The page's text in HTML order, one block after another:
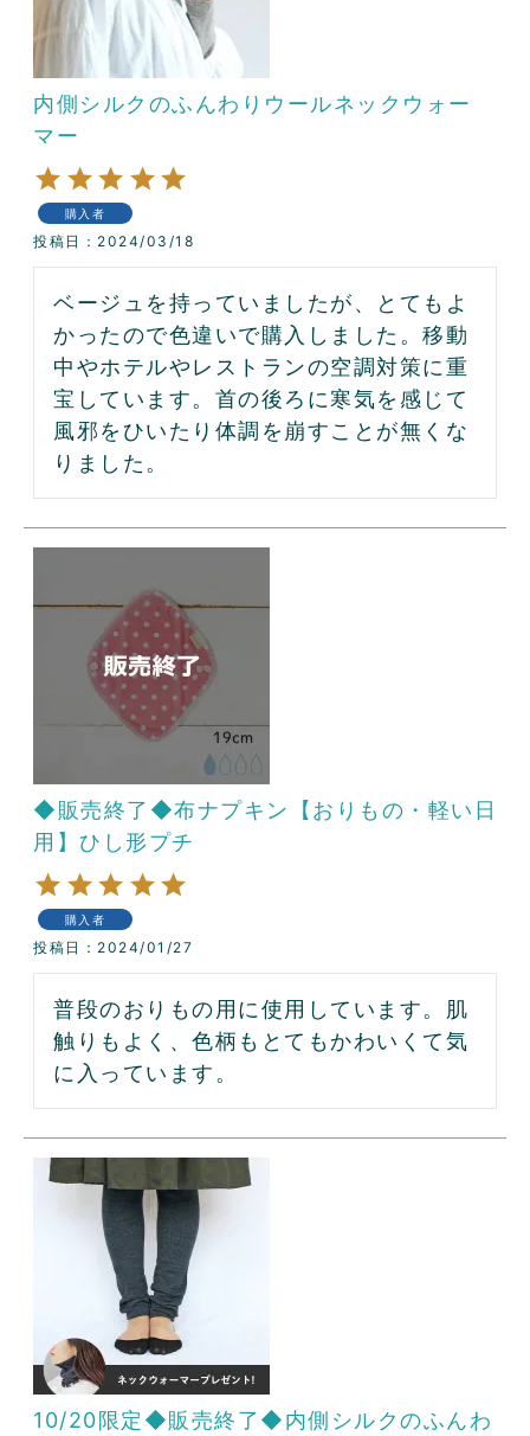
内側シルクのふんわりウールネックウォー
マー
購入者
投稿日 2024/03/18
ベージュを持っていましたが、とてもよ
かったので色違いで購入しました。移動
中やホテルやレストランの空調対策に重
宝しています。首の後ろに寒気を感じて
風邪をひいたり体調を崩すことが無くな
りました。
◆販売終了◆布ナプキン【おりもの・軽い日
用】ひし形プチ
購入者
投稿日 2024/01/27
普段のおりもの用に使用しています。肌
触りもよく、色柄もとてもかわいくて気
に入っています。
10/20限定◆販売終了◆内側シルクのふんわ